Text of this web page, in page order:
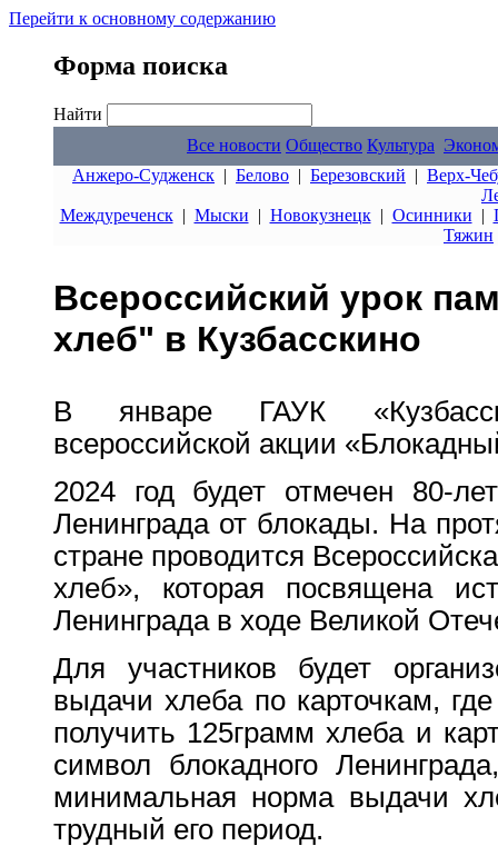
Перейти к основному содержанию
Форма поиска
Найти
Все новости Общество Культура
Анжеро-Судженск | Белово | Березовский | Верх-
Междуреченск| Мыски | Новокузнецк| Осинники |
Тяжин
Всероссийский урок
хлеб" в Кузбасскино
В январе ГАУК
всероссийской акции
2024 год будет отмечен 80-
Ленинграда от блокады. На
стране проводится
хлеб», которая посвящена
Ленинграда в ходе Великой
Для участников будет
выдачи хлеба по карточкам,
получить 125грамм хлеба и
символ блокадного
минимальная норма выдачи
трудный его период.